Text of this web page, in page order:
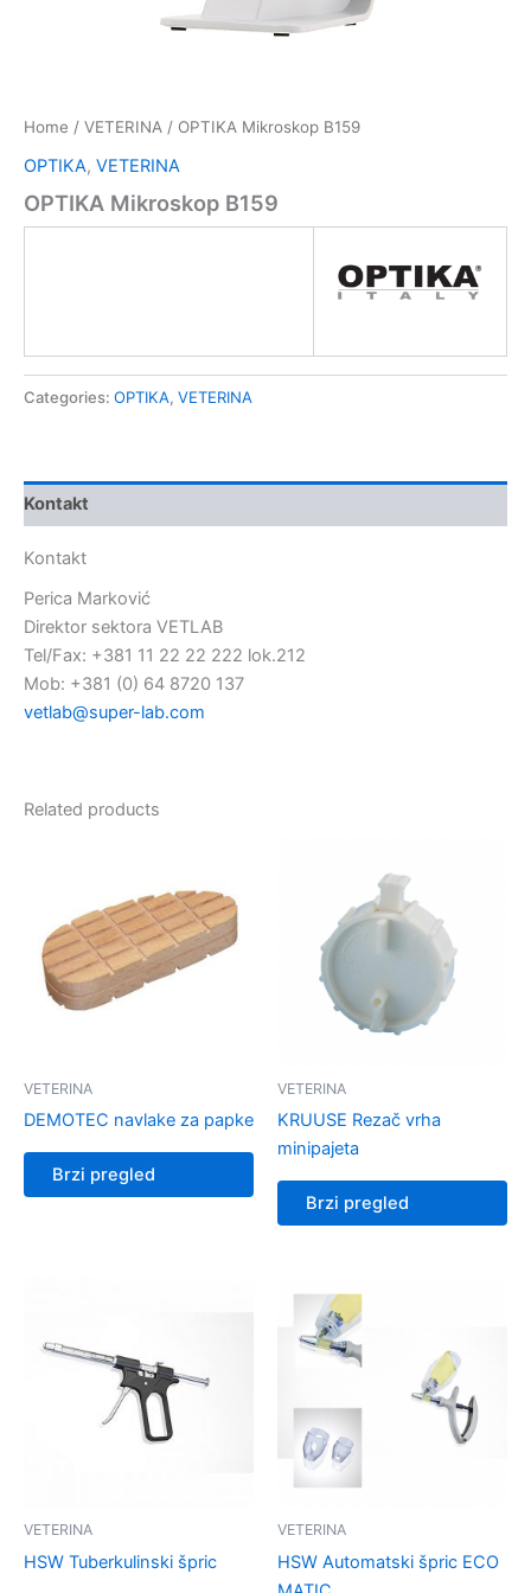
Home / VETERINA / OPTIKA Mikroskop B159
OPTIKA, VETERINA
OPTIKA Mikroskop B159
Categories: OPTIKA, VETERINA
Kontakt
Kontakt
Perica Marković
Direktor sektora VETLAB
Tel/Fax: +381 11 22 22 222 lok.212
Mob: +381 (0) 64 8720 137
vetlab@super-lab.com
Related products
VETERINA
DEMOTEC navlake za papke
Brzi pregled
VETERINA
KRUUSE Rezač vrha
minipajeta
Brzi pregled
VETERINA
HSW Tuberkulinski špric
VETERINA
HSW Automatski špric ECO